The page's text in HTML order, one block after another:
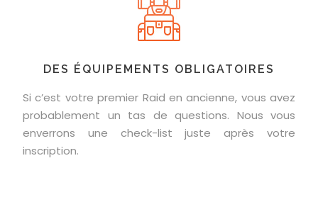
DES ÉQUIPEMENTS OBLIGATOIRES
Si c’est votre premier Raid en ancienne, vous avez
probablement un tas de questions. Nous vous
enverrons une check-list juste après votre
inscription.